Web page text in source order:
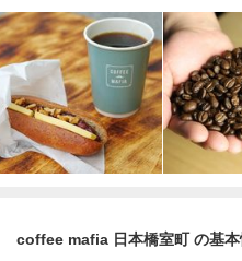
coffee mafia 日本橋室町 の基本